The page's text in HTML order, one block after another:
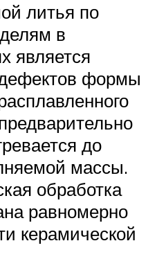
литья по
в
является
формы
до
массы.
обработка
равномерно
керамической